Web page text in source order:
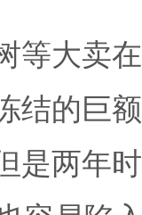
等大卖
结的巨
是两年